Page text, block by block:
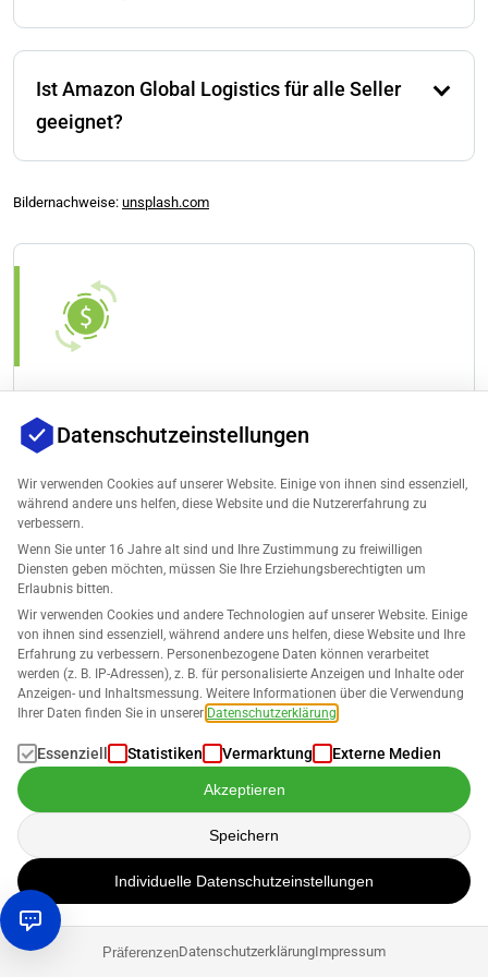
Ist Amazon Global Logistics für alle Seller
geeignet?
Fokus, die regelmäßig aus Asien importieren. Wer
Strategien verfolgt, ist mit klassischen Spediteuren oft
flexibler.
Bildernachweise: unsplash.com
Maximieren Sie Ihren Umsatz mit Ihren B2B- und B2C-Angeboten
mithilfe der automatisierten Preisstrategien von SELLERLOGIC.
Unsere KI-gesteuerte dynamische Preissteuerung stellt sicher, dass
Sie die Buy Box zum höchstmöglichen Preis sichern, wodurch Sie
immer einen Wettbewerbsvorteil gegenüber Ihren Mitbewerbern
haben.
KLICKEN SIE HIER
FÜR MEHR INFORMATIONEN ZUM REPRICER
SELLERLOGIC Lost & Found Full-Service
Datenschutzeinstellungen
Wir verwenden Cookies auf unserer Website. Einige von ihnen sind essenziell,
während andere uns helfen, diese Website und die Nutzererfahrung zu
verbessern.
Wenn Sie unter 16 Jahre alt sind und Ihre Zustimmung zu freiwilligen
Diensten geben möchten, müssen Sie Ihre Erziehungsberechtigten um
Erlaubnis bitten.
Wir verwenden Cookies und andere Technologien auf unserer Website. Einige
von ihnen sind essenziell, während andere uns helfen, diese Website und Ihre
Erfahrung zu verbessern. Personenbezogene Daten können verarbeitet
werden (z. B. IP-Adressen), z. B. für personalisierte Anzeigen und Inhalte oder
Anzeigen- und Inhaltsmessung. Weitere Informationen über die Verwendung
Ihrer Daten finden Sie in unserer Datenschutzerklärung
Essenziell Statistiken Vermarktung Externe Medien
Akzeptieren
Speichern
Individuelle Datenschutzeinstellungen
PräferenzenDatenschutzerklärungImpressum